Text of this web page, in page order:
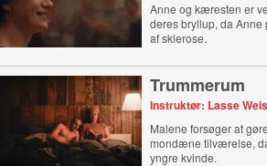
Anne og kæresten er
deres bryllup, da
af sklerose.
Trummerum
Instruktør: Lasse
Malene forsøger at
mondæne tilværelse,
yngre kvinde.